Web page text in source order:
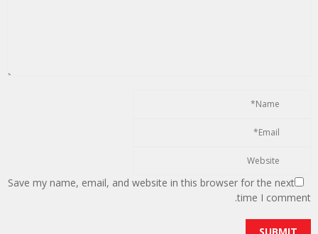
Save my name, email, and website in this browser for the next
time I comment.